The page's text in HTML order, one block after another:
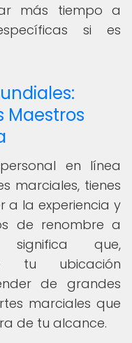
más tiempo a
si es
Maestros
en línea
marciales, tienes
a la experiencia y
de renombre a
que,
tu ubicación
de grandes
marciales que
de tu alcance.